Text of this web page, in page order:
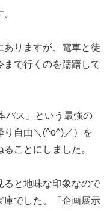
りますが、電車と徒
で行くのを躊躇して
パス」という最強の
り自由＼(^o^)／）を
ことにしました。
ると地味な印象なので
庫でした。「企画展示